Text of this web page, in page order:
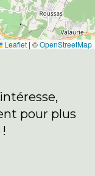
Leaflet|©OpenStreetMap
pour plus